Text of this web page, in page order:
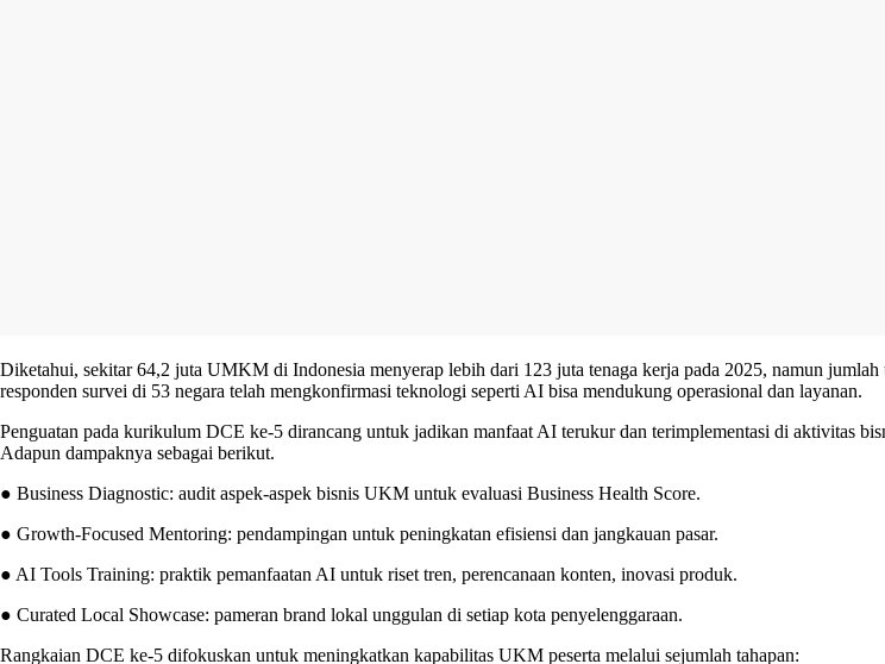
Diketahui, sekitar 64,2 juta UMKM di Indonesia menyerap lebih dari 123 juta tenaga kerja pada 2025, namun
responden survei di 53 negara telah mengkonfirmasi teknologi seperti AI bisa mendukung operasional dan layanan.
Penguatan pada kurikulum DCE ke‑5 dirancang untuk jadikan manfaat AI terukur dan terimplementasi di aktivitas
Adapun dampaknya sebagai berikut.
● Business Diagnostic: audit aspek-aspek bisnis UKM untuk evaluasi Business Health Score.
● Growth‑Focused Mentoring: pendampingan untuk peningkatan efisiensi dan jangkauan pasar.
● AI Tools Training: praktik pemanfaatan AI untuk riset tren, perencanaan konten, inovasi produk.
● Curated Local Showcase: pameran brand lokal unggulan di setiap kota penyelenggaraan.
Rangkaian DCE ke‑5 difokuskan untuk meningkatkan kapabilitas UKM peserta melalui sejumlah tahapan: